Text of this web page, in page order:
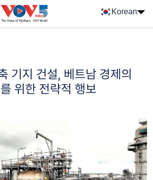
Korean
기지 건설, 베트남 경제의
위한 전략적 행보